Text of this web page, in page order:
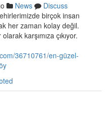
News
Discuss
birçok insan
her zaman kolay değil.
karşımıza çıkıyor.
36710761/en-güzel-